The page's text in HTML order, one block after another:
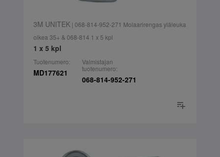
3M UNITEK| 068-814-952-271 Molaarirengas yläleuka
oikea 35+ & 068-814 1 x 5 kpl
1 x 5 kpl
Tuotenumero:
MD177621
Valmistajan
tuotenumero:
068-814-952-271